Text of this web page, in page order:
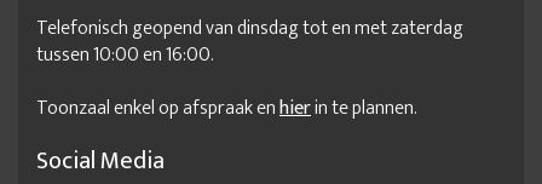
Telefonisch geopend van dinsdag tot en met zaterdag
tussen 10:00 en 16:00.
Toonzaal enkel op afspraak enhierin te plannen.
Social Media